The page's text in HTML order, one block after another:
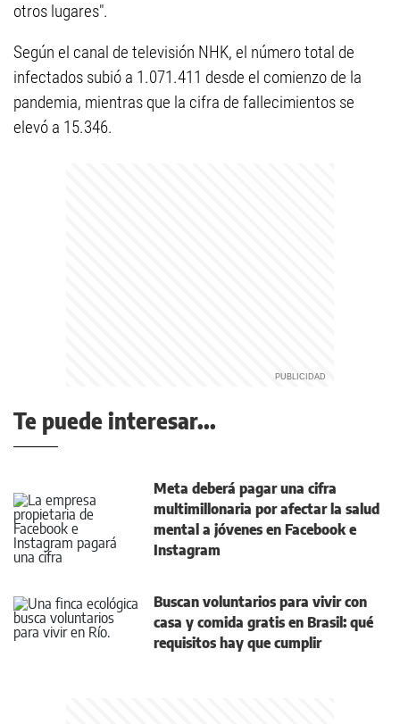
otros lugares".
Según el canal de televisión NHK, el número total de
infectados subió a 1.071.411 desde el comienzo de la
pandemia, mientras que la cifra de fallecimientos se
elevó a 15.346.
Te puede interesar...
Meta deberá pagar una cifra
multimillonaria por afectar la salud
mental a jóvenes en Facebook e
Instagram
Buscan voluntarios para vivir con
casa y comida gratis en Brasil: qué
requisitos hay que cumplir